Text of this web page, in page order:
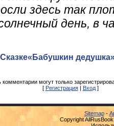
здесь так
день, в
комментарии могут только
[ Регистрация| Вход]
Sitemap-
Copyright